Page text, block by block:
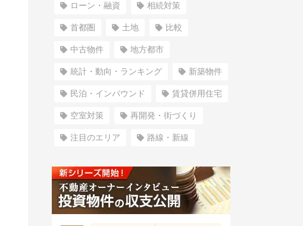
ローン・融資 相続対策
首都圏 土地 比較
中古物件 地方都市
統計・動向・ランキング 新築物件
民泊・インバウンド 賃貸併用住宅
空室対策 再開発・街づくり
注目のエリア 路線・新線